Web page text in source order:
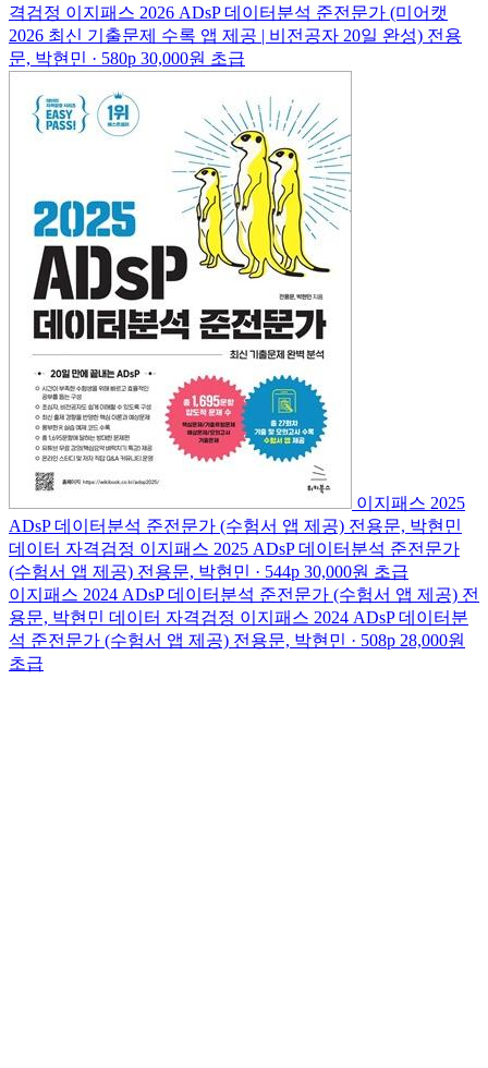
격검정 이지패스 2026 ADsP 데이터분석 준전문가 (미어캣
2026 최신 기출문제 수록 앱 제공 | 비전공자 20일 완성) 전용
문, 박현민 · 580p 30,000원 초급
이지패스 2025
ADsP 데이터분석 준전문가 (수험서 앱 제공) 전용문, 박현민
데이터 자격검정 이지패스 2025 ADsP 데이터분석 준전문가
(수험서 앱 제공) 전용문, 박현민 · 544p 30,000원 초급
이지패스 2024 ADsP 데이터분석 준전문가 (수험서 앱 제공) 전
용문, 박현민 데이터 자격검정 이지패스 2024 ADsP 데이터분
석 준전문가 (수험서 앱 제공) 전용문, 박현민 · 508p 28,000원
초급